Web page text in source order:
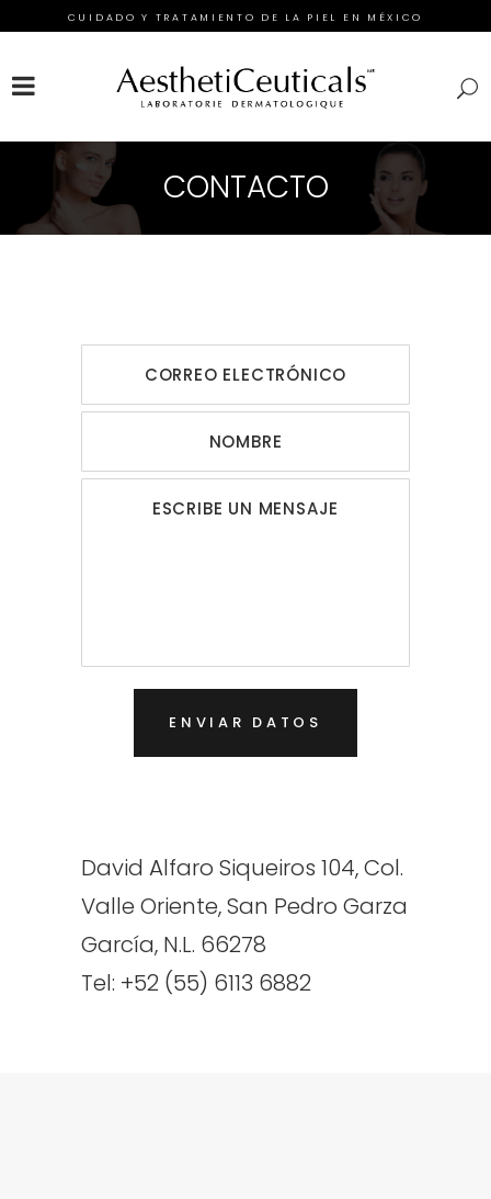
CUIDADO Y TRATAMIENTO DE LA PIEL EN MÉXICO
CONTACTO
David Alfaro Siqueiros 104, Col.
Valle Oriente, San Pedro Garza
García, N.L. 66278
Tel: +52 (55) 6113 6882